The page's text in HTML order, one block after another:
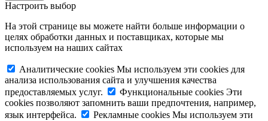
Настроить выбор
На этой странице вы можете найти больше информации о
целях обработки данных и поставщиках, которые мы
используем на наших сайтах
Аналитические cookies Мы используем эти cookies для
анализа использования сайта и улучшения качества
предоставляемых услуг.
Функциональные cookies Эти
cookies позволяют запомнить ваши предпочтения, например,
язык интерфейса.
Рекламные cookies Мы используем эти